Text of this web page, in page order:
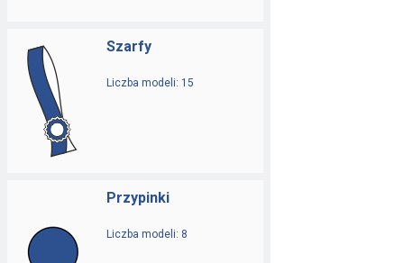
Szarfy
Liczba modeli: 15
Przypinki
Liczba modeli: 8